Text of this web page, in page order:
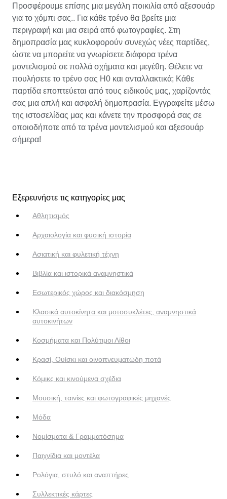
Προσφέρουμε επίσης μια μεγάλη ποικιλία από αξεσουάρ
για το χόμπι σας.. Για κάθε τρένο θα βρείτε μια
περιγραφή και μια σειρά από φωτογραφίες. Στη
δημοπρασία μας κυκλοφορούν συνεχώς νέες παρτίδες,
ώστε να μπορείτε να γνωρίσετε διάφορα τρένα
μοντελισμού σε πολλά σχήματα και μεγέθη. Θέλετε να
πουλήσετε το τρένο σας H0 και ανταλλακτικά; Κάθε
παρτίδα εποπτεύεται από τους ειδικούς μας, χαρίζοντάς
σας μια απλή και ασφαλή δημοπρασία. Εγγραφείτε μέσω
της ιστοσελίδας μας και κάνετε την προσφορά σας σε
οποιοδήποτε από τα τρένα μοντελισμού και αξεσουάρ
σήμερα!
Εξερευνήστε τις κατηγορίες μας
Αθλητισμός
Αρχαιολογία και φυσική ιστορία
Ασιατική και φυλετική τέχνη
Βιβλία και ιστορικά αναμνηστικά
Εσωτερικός χώρος και διακόσμηση
Κλασικά αυτοκίνητα και μοτοσυκλέτες, αναμνηστικά
αυτοκινήτων
Κοσμήματα και Πολύτιμοι Λίθοι
Κρασί, Ουίσκι και οινοπνευματώδη ποτά
Κόμικς και κινούμενα σχέδια
Μουσική, ταινίες και φωτογραφικές μηχανές
Μόδα
Νομίσματα & Γραμματόσημα
Παιχνίδια και μοντέλα
Ρολόγια, στυλό και αναπτήρες
Συλλεκτικές κάρτες